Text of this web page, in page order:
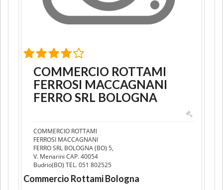
COMMERCIO ROTTAMI
FERROSI MACCAGNANI
FERRO SRL BOLOGNA
COMMERCIO ROTTAMI
FERROSI MACCAGNANI
FERRO SRL BOLOGNA (BO) 5,
V. Menarini CAP. 40054
Budrio(BO) TEL. 051 802525
Commercio Rottami Bologna